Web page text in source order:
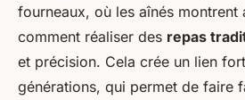
fourneaux, où les aînés montrent
comment réaliser des repas
et précision. Cela crée un lien
générations, qui permet de faire